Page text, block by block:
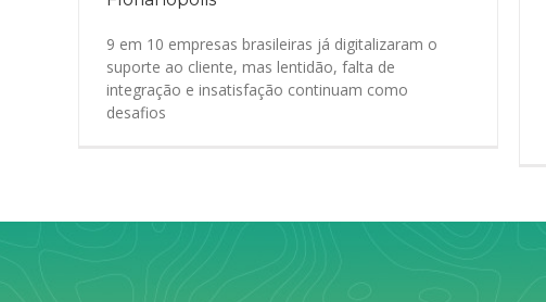
9 em 10 empresas brasileiras já digitalizaram o
suporte ao cliente, mas lentidão, falta de
integração e insatisfação continuam como
desafios